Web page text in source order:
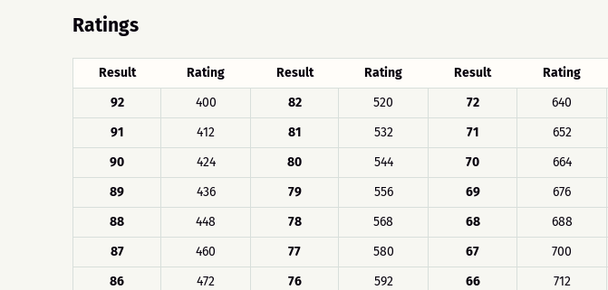
Ratings
Result Rating Result Rating Result Rating
92
400 82 520 72 640
91
412 81 532 71 652
90
424 80 544 70 664
89
436 79 556 69 676
88
448 78 568 68 688
87
460 77 580 67 700
86
472 76 592 66 712